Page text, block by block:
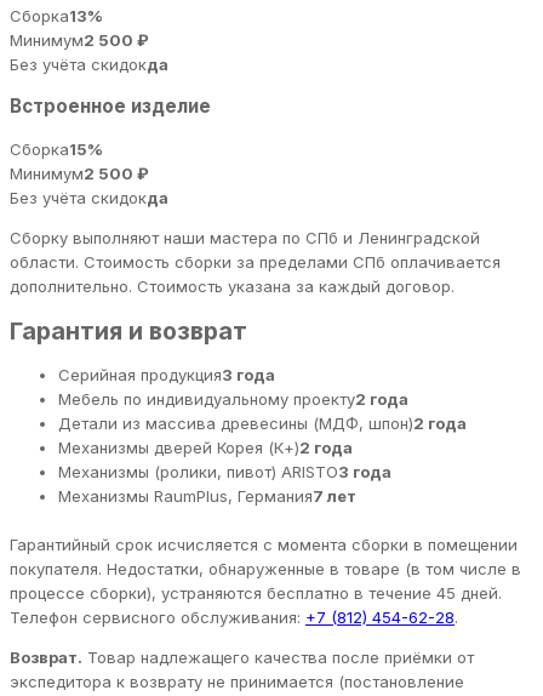
Сборка13%
Минимум2 500 ₽
Без учёта скидокда
Встроенное изделие
Сборка15%
Минимум2 500 ₽
Без учёта скидокда
Сборку выполняют наши мастера по СПб и Ленинградской
области. Стоимость сборки за пределами СПб оплачивается
дополнительно. Стоимость указана за каждый договор.
Гарантия и возврат
Серийная продукция3 года
Мебель по индивидуальному проекту2 года
Детали из массива древесины (МДФ, шпон)2 года
Механизмы дверей Корея (К+)2 года
Механизмы (ролики, пивот) ARISTO3 года
Механизмы RaumPlus, Германия7 лет
Гарантийный срок исчисляется с момента сборки в помещении
покупателя. Недостатки, обнаруженные в товаре (в том числе в
процессе сборки), устраняются бесплатно в течение 45 дней.
Телефон сервисного обслуживания: +7 (812) 454-62-28.
Возврат. Товар надлежащего качества после приёмки от
экспедитора к возврату не принимается (постановление